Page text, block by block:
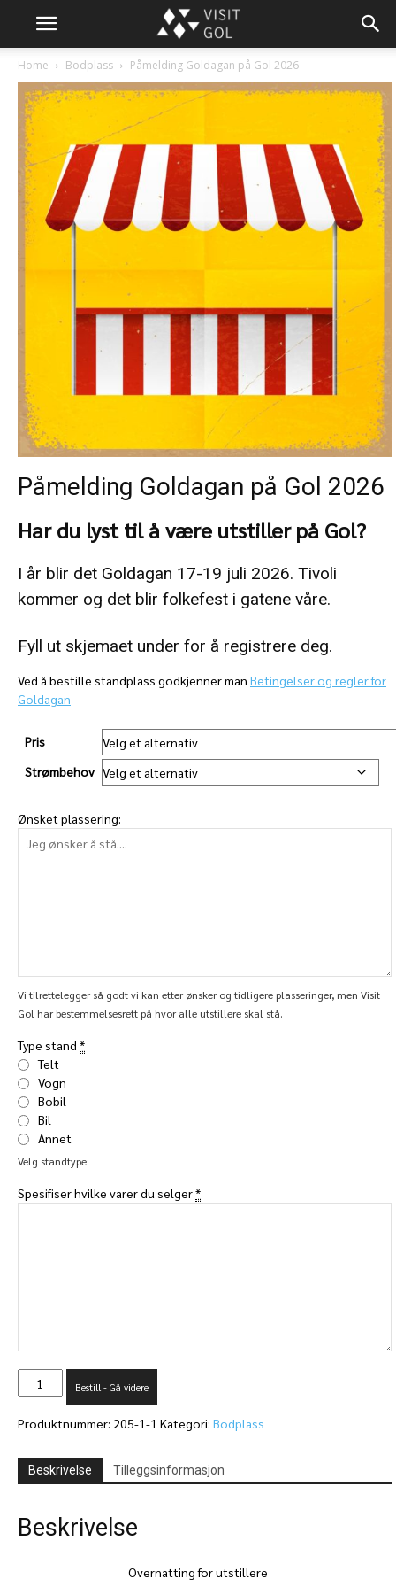
Home Bodplass Påmelding Goldagan på Gol 2026
Påmelding Goldagan på Gol 2026
Har du lyst til å være utstiller på Gol?
I år blir det Goldagan 17-19 juli 2026. Tivoli
kommer og det blir folkefest i gatene våre.
Fyll ut skjemaet under for å registrere deg.
Ved å bestille standplass godkjenner man Betingelser og regler for
Goldagan
Pris
Strømbehov
Ønsket plassering:
Vi tilrettelegger så godt vi kan etter ønsker og tidligere plasseringer, men Visit
Gol har bestemmelsesrett på hvor alle utstillere skal stå.
Type stand *
Telt
Vogn
Bobil
Bil
Annet
Velg standtype:
Spesifiser hvilke varer du selger*
Påmelding
Goldagan
Gol
antall
Bestill - Gå videre
Produktnummer: 205-1-1 Kategori: Bodplass
Beskrivelse Tilleggsinformasjon
Beskrivelse
Overnatting for utstillere